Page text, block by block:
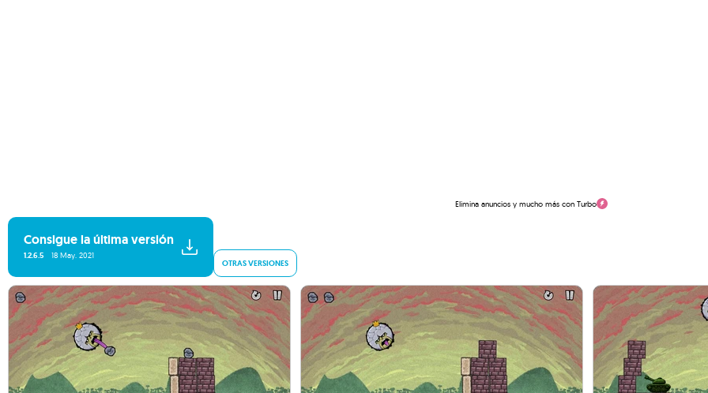
Elimina anuncios y mucho más con Turbo
Consigue la última versión
1.2.6.5 18 May. 2021
OTRAS VERSIONES